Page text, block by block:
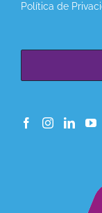
Política de